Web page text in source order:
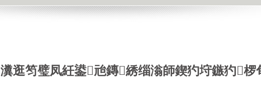
瀵逛笉璧凤紝鍙兘鏄綉缁滃師鍥犳垨鏃犳椤